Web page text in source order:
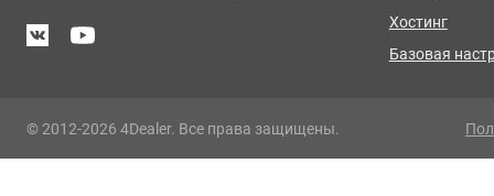
Хостинг
Базовая
© 2012-2026 4Dealer. Все права защищены.